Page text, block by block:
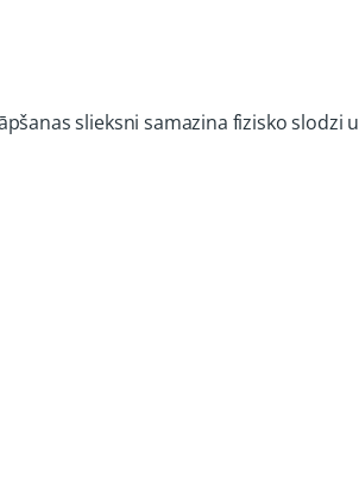
slieksni samazina fizisko